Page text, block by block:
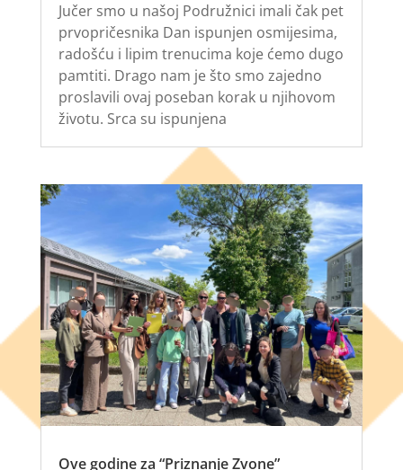
Jučer smo u našoj Podružnici imali čak pet
prvopričesnika Dan ispunjen osmijesima,
radošću i lipim trenucima koje ćemo dugo
pamtiti. Drago nam je što smo zajedno
proslavili ovaj poseban korak u njihovom
životu. Srca su ispunjena
Ove godine za “Priznanje Zvone”